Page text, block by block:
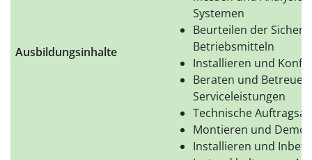
Ausbildungsinhalte
Systemen
Beurteilen der
Betriebsmitteln
Installieren und
Beraten und
Serviceleistungen
Technische
Montieren und
Installieren und